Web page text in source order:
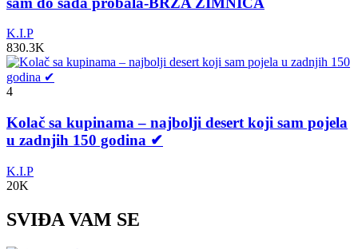
K.I.P
830.3K
4
Kolač sa kupinama – najbolji desert koji sam pojela
u zadnjih 150 godina ✔
K.I.P
20K
SVIĐA VAM SE